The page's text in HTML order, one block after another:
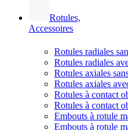
Rotules,
Accessoires
Rotules radiales
Rotules radiales
Rotules axiales
Rotules axiales
Rotules à contact
Rotules à contact
Embouts à rotule
Embouts à rotule